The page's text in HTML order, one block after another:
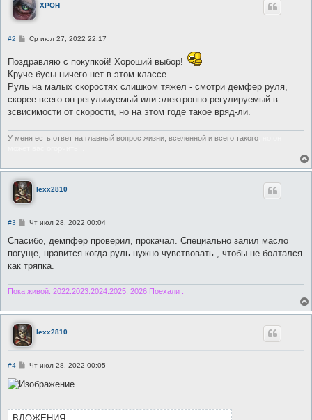
XPOH
#2
С
б
щ
е
н
и
е
Ср июл 27, 2022 22:17
Поздравляю с покупкой! Хороший выбор!
Круче бусы ничего нет в этом классе.
Руль на малых скоростях слишком тяжел - смотри демфер руля,
скорее всего он регулииуемый или электронно регулируемый в
зсвисимости от скорости, но на этом годе такое вряд-ли.
У меня есть ответ на главный вопрос жизни, вселенной и всего такого
lexx2810
#3
С
о
щ
е
н
е
Чт июл 28, 2022 00:04
Спасибо, демпфер проверил, прокачал. Специально залил масло
погуще, нравится когда руль нужно чувствовать , чтобы не болтался
как тряпка.
Пока живой. 2022.2023.2024.2025. 2026 Поехали .
lexx2810
#4
С
о
б
н
Чт июл 28, 2022 00:05